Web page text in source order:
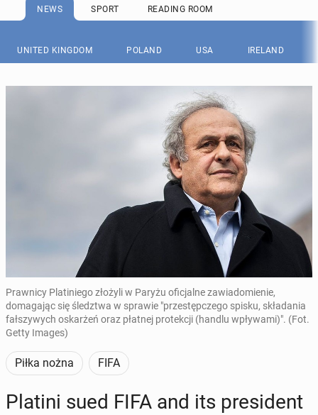
NEWS SPORT READING ROOM
UNITED KINGDOM POLAND USA IRELAND
Prawnicy Platiniego złożyli w Paryżu oficjalne zawiadomienie,
domagając się śledztwa w sprawie "przestępczego spisku, składania
fałszywych oskarżeń oraz płatnej protekcji (handlu wpływami)". (Fot.
Getty Images)
Piłka nożna FIFA
Platini sued FIFA and its pres­i­dent